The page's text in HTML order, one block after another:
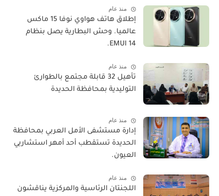
منذ عام
​إطلاق هاتف هواوي نوفا 15 ماكس
عالميا. وحش البطارية يصل بنظام
EMUI 14.
منذ عام
تأهيل 32 قابلة مجتمع بالطوارئ
التوليدية بمحافظة الحديدة
منذ عام
إدارة مستشفى الأمل العربي بمحافظة
الحديدة تستقطب أحد أمهر استشاريي
العيون.
منذ عام
اللجنتان الرئاسية والمركزية يناقشون